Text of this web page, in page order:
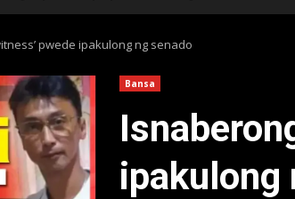
pwede ipakulong ng senado
Bansa
ipakulong